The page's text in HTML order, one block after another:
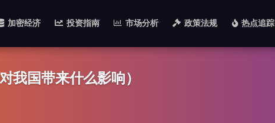
加密经济 投资指南 市场分析 政策法规 热点追踪
我国带来什么影响）